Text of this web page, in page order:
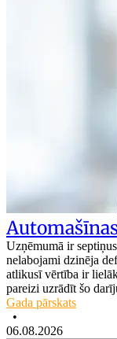
Uzņēmumā ir
nelabojami dzinēja
atlikusī vērtība ir
pareizi uzrādīt šo
Gada pārskats
•
06.08.2026